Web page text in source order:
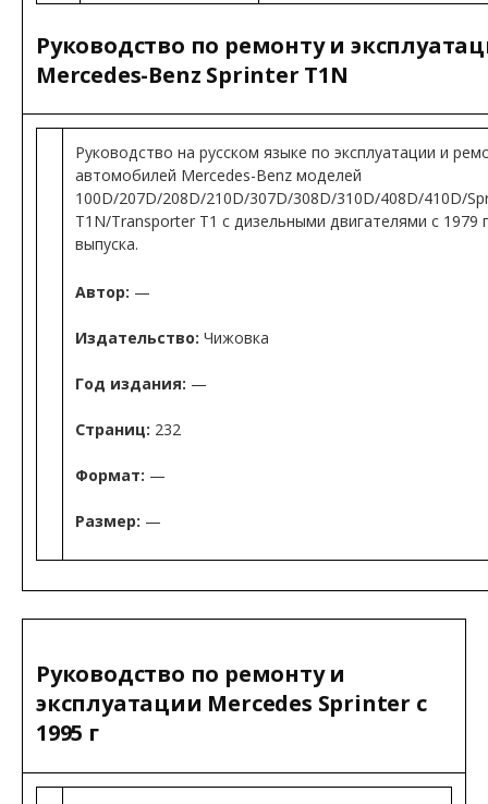
Руководство по ремонту и
Mercedes-Benz Sprinter T1N
Руководство на русском языке по эксплуатации и
автомобилей Mercedes-Benz моделей
100D/207D/208D/210D/307D/308D/310D/408D/410D/
T1N/Transporter T1 с дизельными двигателями с 1979
выпуска.
Автор: —
Издательство: Чижовка
Год издания: —
Страниц: 232
Формат: —
Размер: —
Руководство по ремонту и
эксплуатации Mercedes Sprinter с
1995 г